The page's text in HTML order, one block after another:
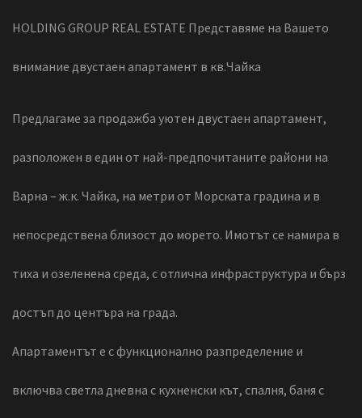
HOLDING GROUP REAL ESTATE Представяме на Вашето
внимание двустаен апартамент в кв.Чайка
Предлагаме за продажба уютен двустаен апартамент,
разположен в един от най-предпочитаните райони на
Варна – ж.к. Чайка, на метри от Морската градина и в
непосредствена близост до морето. Имотът се намира в
тиха и озеленена среда, с отлична инфраструктура и бърз
достъп до центъра на града.
Апартаментът е с функционално разпределение и
включва светла дневна с кухненски кът, спалня, баня с